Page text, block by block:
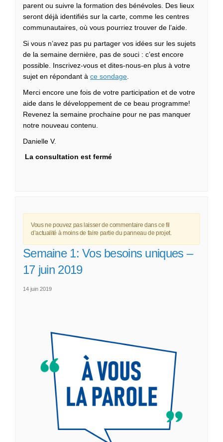
parent ou suivre la formation des bénévoles. Des lieux
seront déjà identifiés sur la carte, comme les centres
communautaires, où vous pourriez trouver de l’aide.
Si vous n’avez pas pu partager vos idées sur les sujets
de la semaine dernière, pas de souci : c’est encore
possible. Inscrivez-vous et dites-nous-en plus à votre
sujet en répondant à ce sondage.
Merci encore une fois de votre participation et de votre
aide dans le développement de ce beau programme!
Revenez la semaine prochaine pour ne pas manquer
notre nouveau contenu.
Danielle V.
La consultation est fermé
Vous ne pouvez pas laisser de commentaire dans ce fil
d’actualité à moins de faire partie du panneau de projet.
Semaine 1: Vos besoins uniques –
17 juin 2019
14 juin 2019